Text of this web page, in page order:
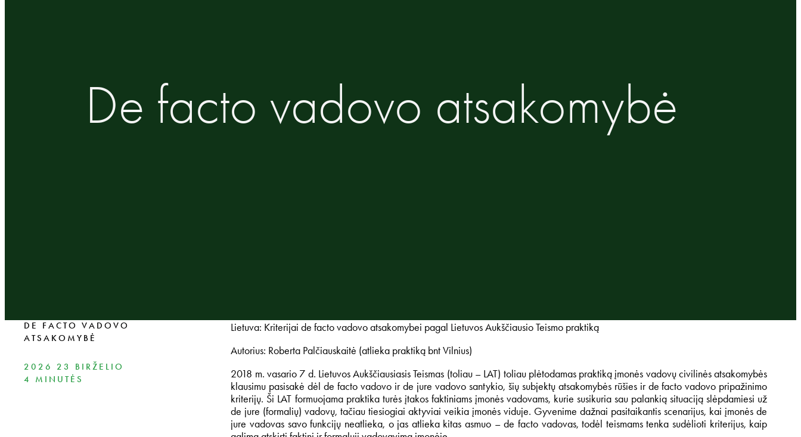
De facto vadovo atsakomybė
DE FACTO VADOVO
ATSAKOMYBĖ
2026 23 BIRŽELIO
4 MINUTĖS
Lietuva: Kriterijai de facto vadovo atsakomybei pagal Lietuvos Aukščiausio Teismo praktiką
Autorius: Roberta Palčiauskaitė (atlieka praktiką bnt Vilnius)
2018 m. vasario 7 d. Lietuvos Aukščiausiasis Teismas (toliau – LAT) toliau plėtodamas praktiką įmonės vadovų civilinės atsakomybės
klausimu pasisakė dėl de facto vadovo ir de jure vadovo santykio, šių subjektų atsakomybės rūšies ir de facto vadovo pripažinimo
kriterijų. Ši LAT formuojama praktika turės įtakos faktiniams įmonės vadovams, kurie susikuria sau palankią situaciją slėpdamiesi už
de jure (formalių) vadovų, tačiau tiesiogiai aktyviai veikia įmonės viduje. Gyvenime dažnai pasitaikantis scenarijus, kai įmonės de
jure vadovas savo funkcijų neatlieka, o jas atlieka kitas asmuo – de facto vadovas, todėl teismams tenka sudėlioti kriterijus, kaip